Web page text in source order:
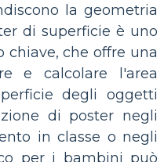
la geometria
di superficie è uno
che offre una
e calcolare l'area
degli oggetti
di poster negli
in classe o negli
per i bambini può